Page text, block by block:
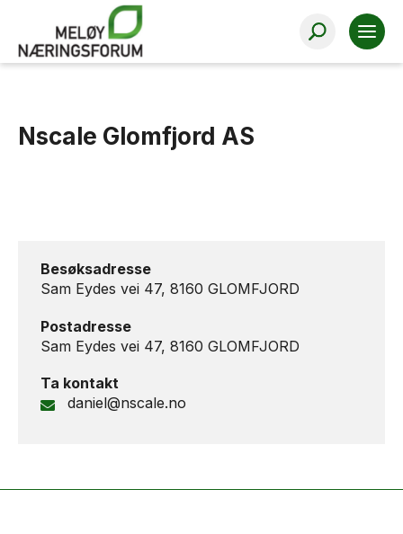
Nscale Glomfjord AS
Besøksadresse
Sam Eydes vei 47, 8160 GLOMFJORD
Postadresse
Sam Eydes vei 47, 8160 GLOMFJORD
Ta kontakt
daniel@nscale.no